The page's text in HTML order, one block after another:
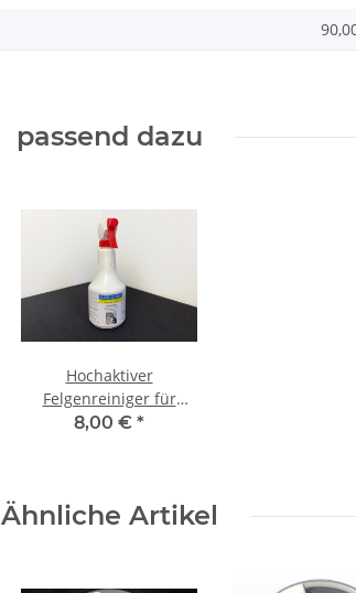
passend dazu
Hochaktiver
Felgenreiniger für
Stahl-,
8,00 € *
Ähnliche Artikel